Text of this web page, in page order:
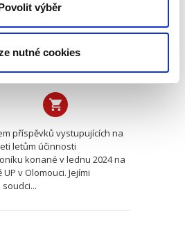
výběr
nutné cookies
příspěvků vystupujících na
letům účinnosti
konané v lednu 2024 na
v Olomouci. Jejími